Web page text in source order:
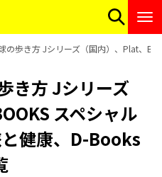
の歩き方 Jシリーズ（国内）、Plat、
き方 Jシリーズ
スペシャル
健康、D-Books